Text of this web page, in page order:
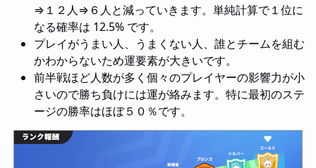
⇒１２人⇒６人と減っていきます。単純計算で１位に
なる確率は 12.5% です。
プレイがうまい人、うまくない人、誰とチームを組む
かわからないため運要素が大きいです。
前半戦ほど人数が多く個々のプレイヤーの影響力が小
さいので勝ち負けには運が絡みます。特に最初のステ
ージの勝率はほぼ５０％です。